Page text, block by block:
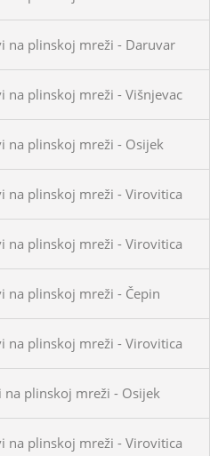
na plinskoj mreži - Daruvar
na plinskoj mreži - Višnjevac
na plinskoj mreži - Osijek
na plinskoj mreži - Virovitica
na plinskoj mreži - Virovitica
na plinskoj mreži - Čepin
na plinskoj mreži - Virovitica
plinskoj mreži - Osijek
na plinskoj mreži - Virovitica